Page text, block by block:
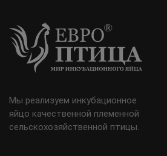
Мы реализуем инкубационное
яйцо качественной племенной
сельскохозяйственной птицы.